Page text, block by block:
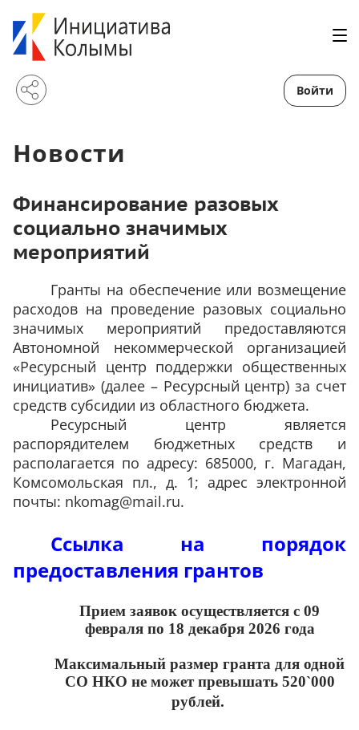
Войти
Новости
Финансирование разовых
социально значимых
мероприятий
Гранты на обеспечение или возмещение
расходов на проведение разовых социально
значимых мероприятий предоставляются
Автономной некоммерческой организацией
«Ресурсный центр поддержки общественных
инициатив» (далее – Ресурсный центр) за счет
средств субсидии из областного бюджета.
Ресурсный центр является
распорядителем бюджетных средств и
располагается по адресу: 685000, г. Магадан,
Комсомольская пл., д. 1; адрес электронной
почты: nkomag@mail.ru.
Ссылка на порядок
предоставления грантов
Прием заявок осуществляется с 09
февраля по 18 декабря 2026 года
Максимальный размер гранта для одной
СО НКО не может превышать 520`000
рублей.